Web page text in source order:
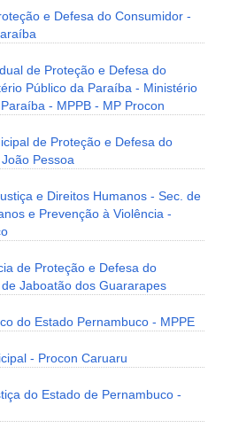
e Defesa do Consumidor -
de Proteção e Defesa do
Público da Paraíba - Ministério
- MPPB - MP Procon
de Proteção e Defesa do
Pessoa
e Direitos Humanos - Sec. de
e Prevenção à Violência -
de Proteção e Defesa do
Jaboatão dos Guararapes
do Estado Pernambuco - MPPE
- Procon Caruaru
do Estado de Pernambuco -